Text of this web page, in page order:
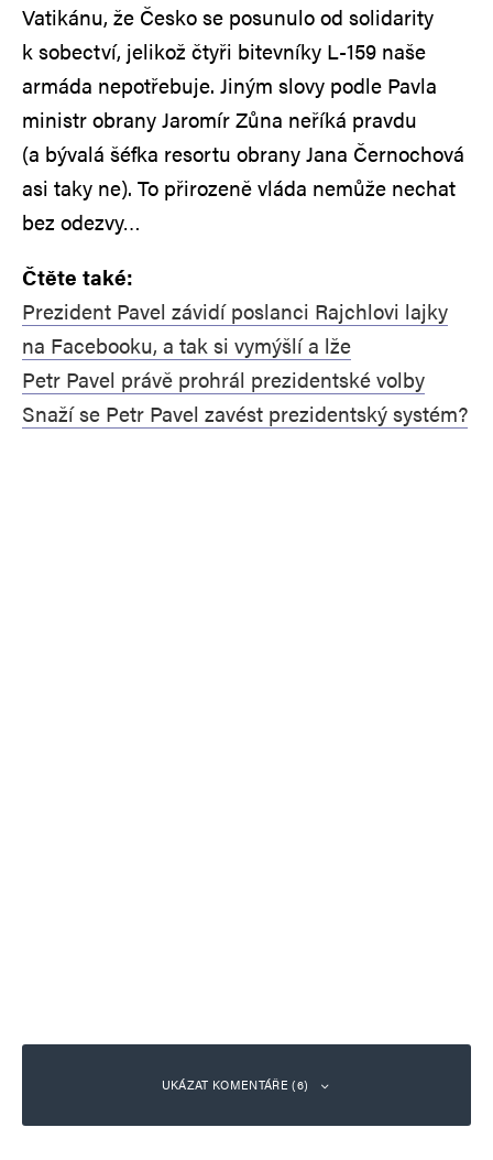
Vatikánu, že Česko se posunulo od solidarity
k sobectví, jelikož čtyři bitevníky L-159 naše
armáda nepotřebuje. Jiným slovy podle Pavla
ministr obrany Jaromír Zůna neříká pravdu
(a bývalá šéfka resortu obrany Jana Černochová
asi taky ne). To přirozeně vláda nemůže nechat
bez odezvy…
Čtěte také:
Prezident Pavel závidí poslanci Rajchlovi lajky
na Facebooku, a tak si vymýšlí a lže
Petr Pavel právě prohrál prezidentské volby
Snaží se Petr Pavel zavést prezidentský systém?
UKÁZAT KOMENTÁŘE (6)